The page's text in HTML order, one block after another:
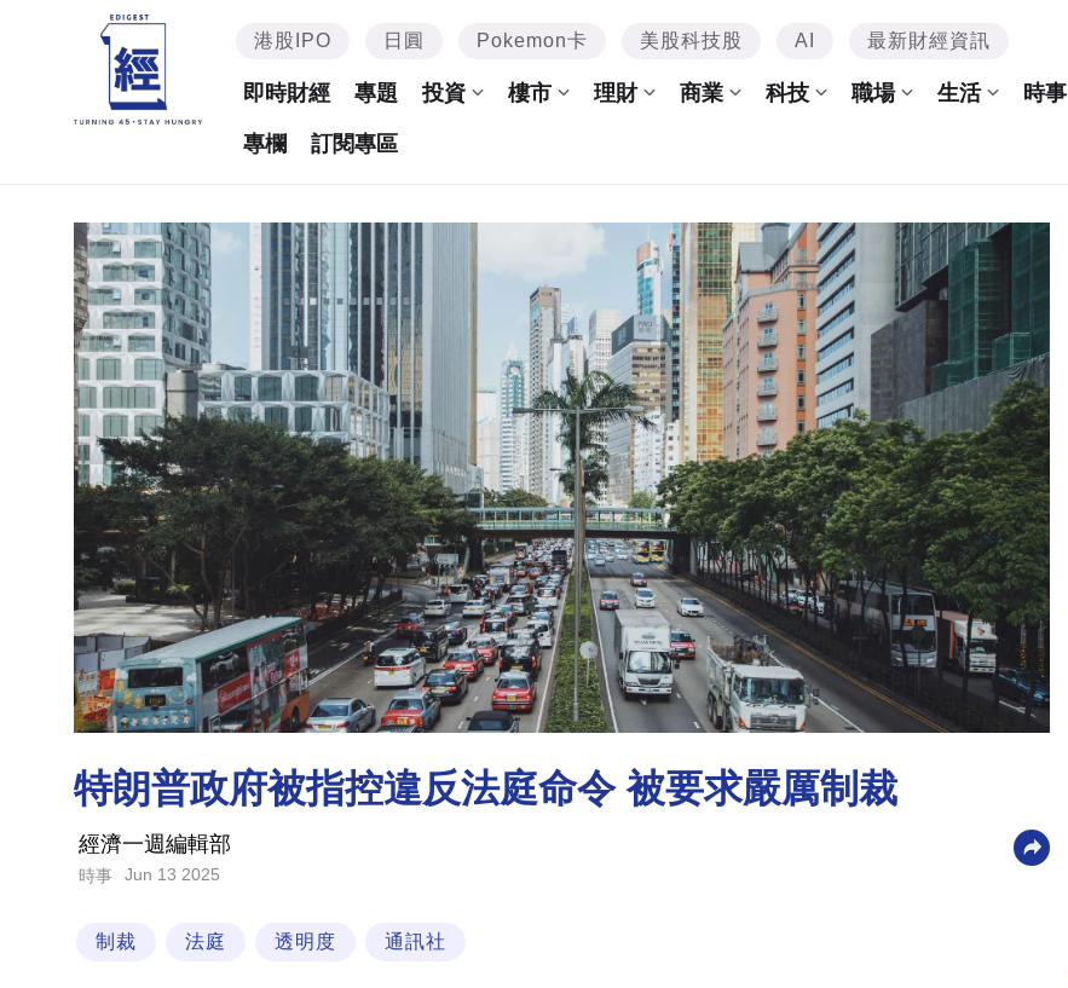
港股IPO 日圓 Pokemon卡 美股科技股 AI 最新財經資訊
即時財經 專題 投資 樓市 理財 商業 科技 職場 生活 時事
專欄 訂閱專區
特朗普政府被指控違反法庭命令 被要求嚴厲制裁
經濟一週編輯部
時事 Jun 13 2025
制裁 法庭 透明度 通訊社